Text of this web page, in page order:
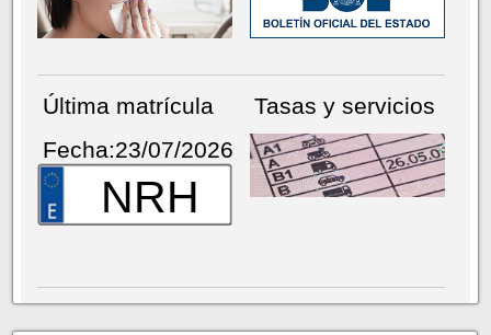
Última matrícula
Fecha:23/07/2026
NRH
Tasas y servicios